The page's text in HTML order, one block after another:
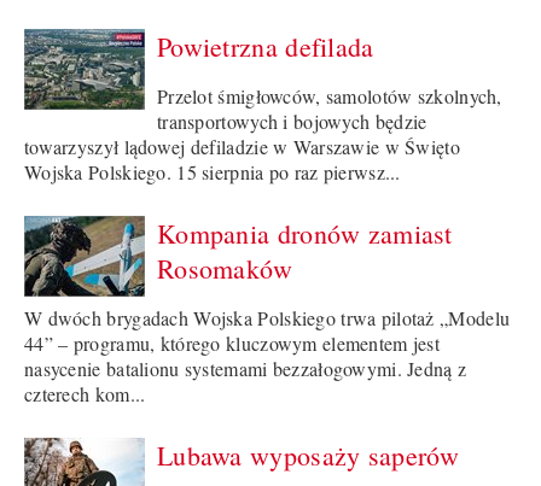
Powietrzna defilada
Przelot śmigłowców, samolotów szkolnych,
transportowych i bojowych będzie
towarzyszył lądowej defiladzie w Warszawie w Święto
Wojska Polskiego. 15 sierpnia po raz pierwsz...
Kompania dronów zamiast
Rosomaków
W dwóch brygadach Wojska Polskiego trwa pilotaż „Modelu
44” – programu, którego kluczowym elementem jest
nasycenie batalionu systemami bezzałogowymi. Jedną z
czterech kom...
Lubawa wyposaży saperów